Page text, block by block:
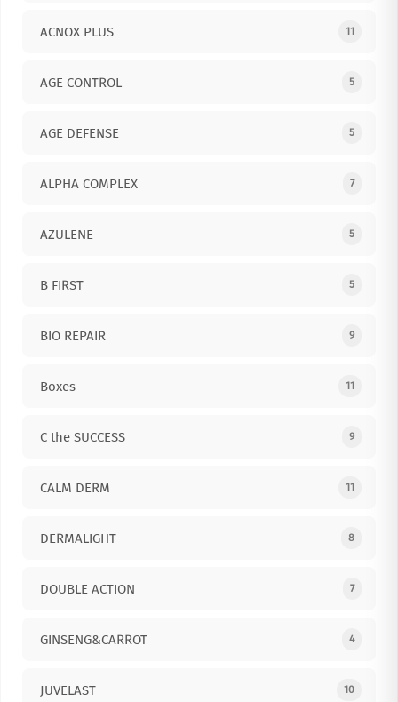
ACNOX PLUS 11
AGE CONTROL 5
AGE DEFENSE 5
ALPHA COMPLEX 7
AZULENE 5
B FIRST 5
BIO REPAIR 9
Boxes 11
C the SUCCESS 9
CALM DERM 11
DERMALIGHT 8
DOUBLE ACTION 7
GINSENG&CARROT 4
JUVELAST 10